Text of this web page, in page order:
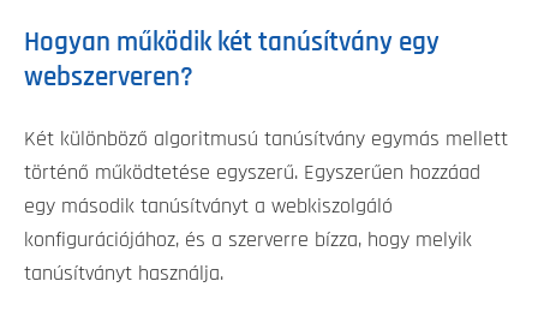
Hogyan működik két tanúsítvány egy
webszerveren?
Két különböző algoritmusú tanúsítvány egymás mellett
történő működtetése egyszerű. Egyszerűen hozzáad
egy második tanúsítványt a webkiszolgáló
konfigurációjához, és a szerverre bízza, hogy melyik
tanúsítványt használja.